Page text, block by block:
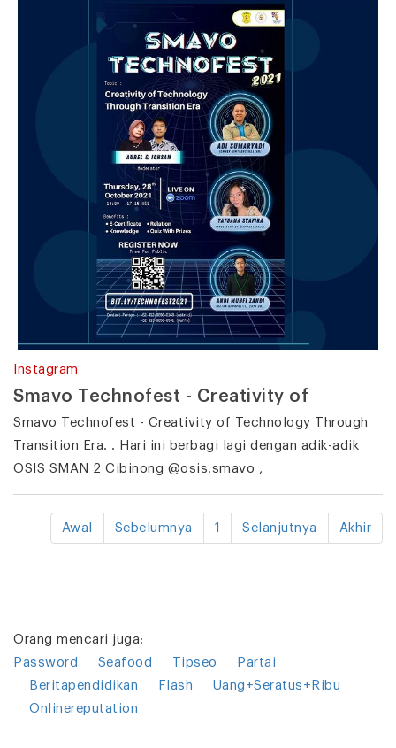
Instagram
Smavo Technofest - Creativity of
Smavo Technofest - Creativity of Technology Through
Transition Era. . Hari ini berbagi lagi dengan adik-adik
OSIS SMAN 2 Cibinong @osis.smavo ,
Awal Sebelumnya 1 Selanjutnya Akhir
Orang mencari juga:
Password
Seafood Tipseo
Partai
Beritapendidikan
Flash
Uang+Seratus+Ribu
Onlinereputation